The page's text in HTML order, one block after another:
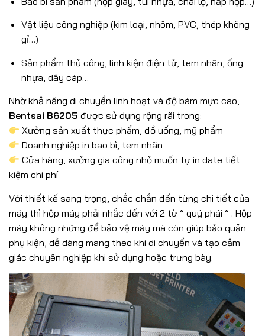
Vật liệu công nghiệp (kim loại, nhôm, PVC, thép không
gỉ…)
Sản phẩm thủ công, linh kiện điện tử, tem nhãn, ống
nhựa, dây cáp…
Nhờ khả năng di chuyển linh hoạt và độ bám mực cao,
Bentsai B6205 được sử dụng rộng rãi trong:
Xưởng sản xuất thực phẩm, đồ uống, mỹ phẩm
Doanh nghiệp in bao bì, tem nhãn
Cửa hàng, xưởng gia công nhỏ muốn tự in date tiết
kiệm chi phí
Với thiết kế sang trọng, chắc chắn đến từng chi tiết của
máy thì hộp máy phải nhắc đến với 2 từ ” quý phái ” . Hộp
máy không những để bảo vệ máy mà còn giúp bảo quản
phụ kiện, dễ dàng mang theo khi di chuyển và tạo cảm
giác chuyên nghiệp khi sử dụng hoặc trưng bày.